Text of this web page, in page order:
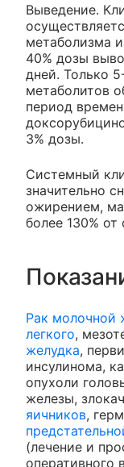
Выведение.
метаболизма
40% дозы
дней. Только
метаболитов
период
3% дозы.
Системный
значительно
ожирением,
более 130%
Рак молочной
легкого,
желудка,
инсулинома,
опухоли
железы,
яичников,
(лечение и
оперативного